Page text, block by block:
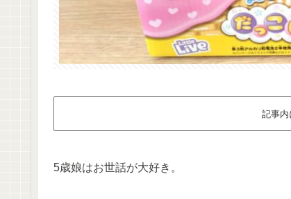
記事内
5歳娘はお世話が大好き。